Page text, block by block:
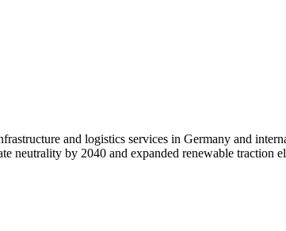
and logistics services in Germany and
neutrality by 2040 and expanded renewable traction